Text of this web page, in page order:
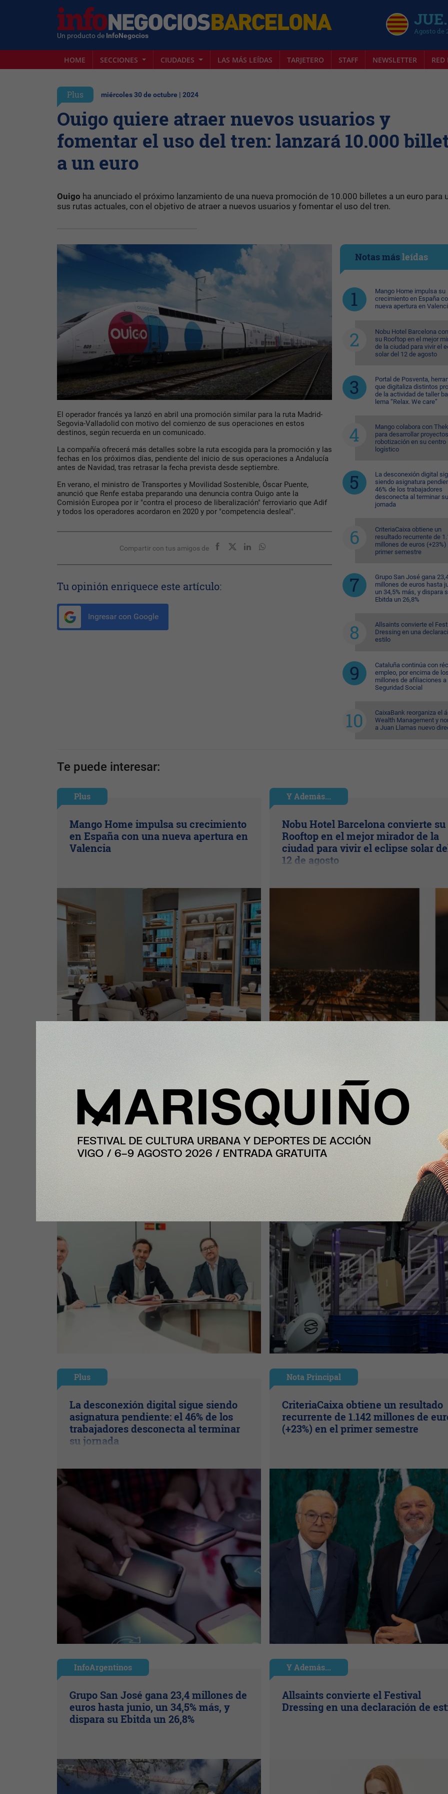
Un producto de InfoNegocios Agosto de
HOME SECCIONES CIUDADES LAS MÁS LEÍDAS TARJETERO STAFF NEWSLETTER
Plus miércoles 30 de octubre | 2024
Ouigo quiere atraer nuevos usuarios y
fomentar el uso del tren: lanzará 10.000
a un euro
Ouigo ha anunciado el próximo lanzamiento de una nueva promoción de 10.000 billetes a un euro para
sus rutas actuales, con el objetivo de atraer a nuevos usuarios y fomentar el uso del tren.
El operador francés ya lanzó en abril una promoción similar para la ruta Madrid-
Segovia-Valladolid con motivo del comienzo de sus operaciones en estos
destinos, según recuerda en un comunicado.
La compañía ofrecerá más detalles sobre la ruta escogida para la promoción y las
fechas en los próximos días, pendiente del inicio de sus operaciones a Andalucía
antes de Navidad, tras retrasar la fecha prevista desde septiembre.
En verano, el ministro de Transportes y Movilidad Sostenible, Óscar Puente,
anunció que Renfe estaba preparando una denuncia contra Ouigo ante la
Comisión Europea por ir "contra el proceso de liberalización" ferroviario que Adif
y todos los operadores acordaron en 2020 y por "competencia desleal".
Compartir con tus amigos de
Tu opinión enriquece este artículo:
Ingresar con Google
Notas másleídas
Mango Home impulsa su
crecimiento en España
nueva apertura en
Nobu Hotel Barcelona
su Rooftop en el mejor
de la ciudad para vivir el
solar del 12 de agosto
Portal de Posventa,
que digitaliza distintos
de la actividad de taller
lema “Relax. We care”
Mango colabora con
para desarrollar
robotización en su centro
logístico
La desconexión digital
siendo asignatura
46% de los trabajadores
desconecta al terminar su
jornada
CriteriaCaixa obtiene un
resultado recurrente de
millones de euros (+23%)
primer semestre
Grupo San José gana
millones de euros hasta
un 34,5% más, y dispara
Ebitda un 26,8%
Allsaints convierte el
Dressing en una
estilo
Cataluña continúa con
empleo, por encima de
millones de afiliaciones a
Seguridad Social
CaixaBank reorganiza el
Wealth Management y
a Juan Llamas nuevo
Te puede interesar:
Plus
Mango Home impulsa su crecimiento
en España con una nueva apertura en
Valencia
Y Además...
Nobu Hotel Barcelona convierte su
Rooftop en el mejor mirador de la
ciudad para vivir el eclipse solar
12 de agosto
Portal de Posventa, herramienta que
digitaliza distintos procesos de la
actividad de taller bajo el lema
“Relax. We care”
Mango colabora con Theker para
desarrollar proyectos de
en su centro logístico
Plus
La desconexión digital sigue siendo
asignatura pendiente: el 46% de los
trabajadores desconecta al terminar
su jornada
Nota Principal
CriteriaCaixa obtiene un resultado
recurrente de 1.142 millones de
(+23%) en el primer semestre
InfoArgentinos
Grupo San José gana 23,4 millones de
euros hasta junio, un 34,5% más, y
dispara su Ebitda un 26,8%
Y Además...
Allsaints convierte el Festival
Dressing en una declaración de